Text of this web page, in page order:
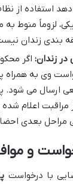
استفاده از
لزوماً منوط
بندی زندان
زندان: اگر
وی به همراه
ارسال می شود.
مراقبت اعلام
بعدی
و
با درخواست